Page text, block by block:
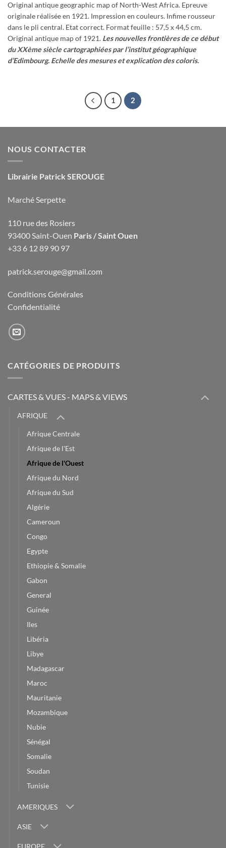
Original antique geographic map of North-West Africa. Epreuve
originale réalisée en 1921. Impression en couleurs. Infime rousseur
dans le pli central. Etat correct. Format feuille : 57,5 x 44,5 cm.
Original antique map of 1921. Les nouvelles frontières de ce début
du XXème siècle cartographiées par l’institut géographique
d’Edimbourg. Echelle des mesures et explication des coloris.
1 2
NOUS CONTACTER
Librairie Patrick SEROUGE
Marché Serpette
110 rue des Rosiers
93400 Saint-Ouen Paris / Saint Ouen
+33 6 12 89 90 97
patrick.serouge@gmail.com
Conditions Générales
Confidentialité
CATÉGORIES DE PRODUITS
CARTES & VUES - MAPS & VIEWS
AFRIQUE
Afrique Centrale
Afrique de l'Est
Afrique de l'Ouest
Afrique du Nord
Afrique du Sud
Algérie
Cameroun
Congo
Egypte
Ethiopie & Somalie
Gabon
General
Guinée
Iles
Libéria
Libye
Madagascar
Maroc
Mauritanie
Mozambique
Nubie
Sénégal
Somalie
Soudan
Tunisie
AMERIQUES
ASIE
EUROPE